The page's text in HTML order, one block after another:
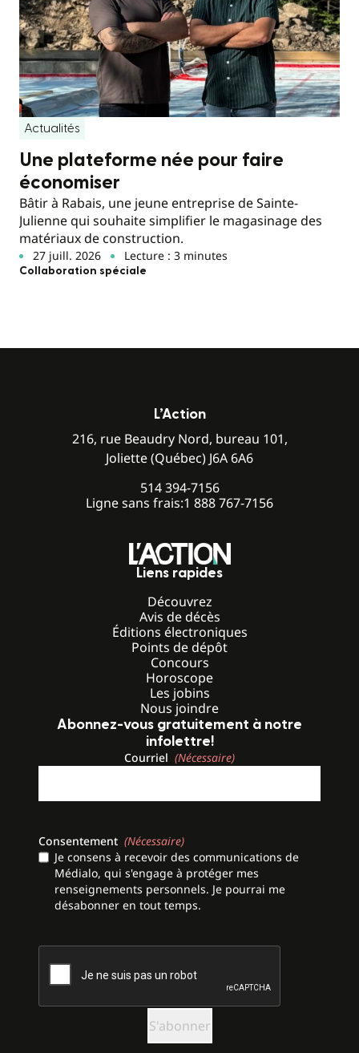
Actualités
Une plateforme née pour faire
économiser
Bâtir à Rabais, une jeune entreprise de Sainte-
Julienne qui souhaite simplifier le magasinage des
matériaux de construction.
27 juill. 2026 Lecture : 3 minutes
Collaboration spéciale
L’Action
216, rue Beaudry Nord, bureau 101,
Joliette (Québec) J6A 6A6
514 394-7156
Ligne sans frais:1 888 767-7156
Liens rapides
Découvrez
Avis de décès
Éditions électroniques
Points de dépôt
Concours
Horoscope
Les jobins
Nous joindre
Abonnez-vous gratuitement à notre
infolettre!
Courriel (Nécessaire)
Consentement (Nécessaire)
Je consens à recevoir des communications de
Médialo, qui s'engage à protéger mes
renseignements personnels. Je pourrai me
désabonner en tout temps.